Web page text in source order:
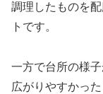
調理したものを
トです。
一方で台所の様
広がりやすかっ